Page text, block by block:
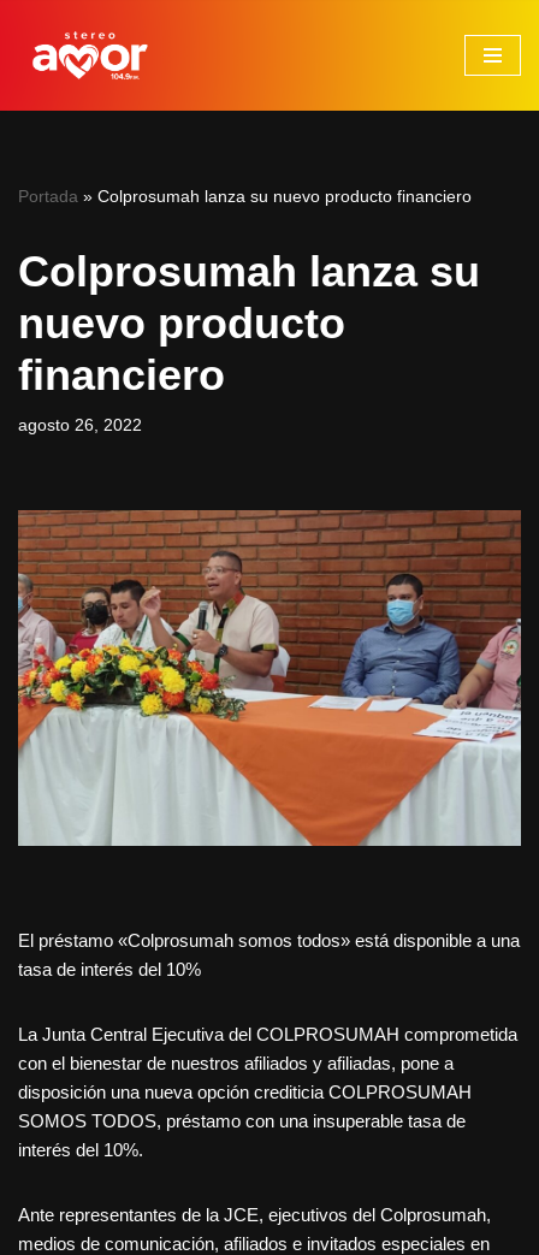
Saltar
Portada » Colprosumah lanza su nuevo producto financiero
Colprosumah lanza su
nuevo producto
financiero
agosto 26, 2022
El préstamo «Colprosumah somos todos» está disponible a una
tasa de interés del 10%
La Junta Central Ejecutiva del COLPROSUMAH comprometida
con el bienestar de nuestros afiliados y afiliadas, pone a
disposición una nueva opción crediticia COLPROSUMAH
SOMOS TODOS, préstamo con una insuperable tasa de
interés del 10%.
Ante representantes de la JCE, ejecutivos del Colprosumah,
medios de comunicación, afiliados e invitados especiales en